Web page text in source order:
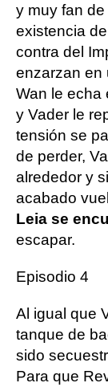
y muy fan
existencia
contra del
enzarzan en
Wan le echa
y Vader le
tensión se
de perder,
alrededor y
acabado
Leia se
escapar.
Episodio 4
Al igual que
tanque de
sido
Para que